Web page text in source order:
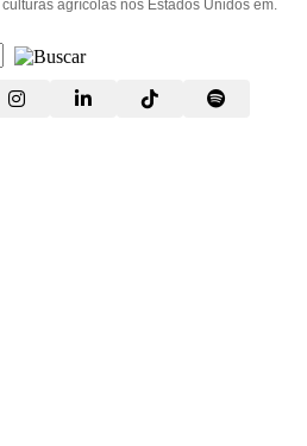
agrícolas nos Estados Unidos em.